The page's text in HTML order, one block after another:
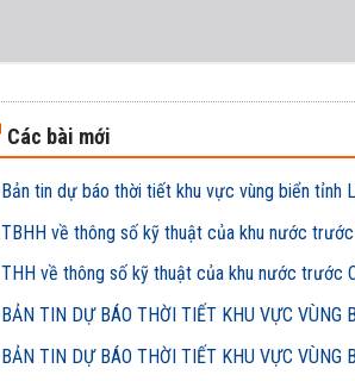
Các bài mới
Bản tin dự báo thời tiết khu vực vùng biển
TBHH về thông số kỹ thuật của khu nước
THH về thông số kỹ thuật của khu nước trước
BẢN TIN DỰ BÁO THỜI TIẾT KHU VỰC
BẢN TIN DỰ BÁO THỜI TIẾT KHU VỰC